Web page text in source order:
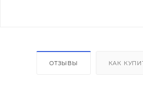
ОТЗЫВЫ КАК